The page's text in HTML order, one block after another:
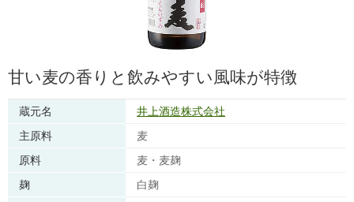
甘い麦の香りと飲みやすい風味が特徴
蔵元名
井上酒造株式会社
主原料
麦
原料
麦・麦麹
麹
白麹